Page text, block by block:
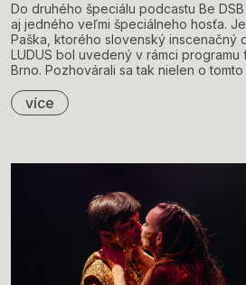
Do druhého špeciálu podcastu Be
aj jedného veľmi špeciálneho hosťa.
Paška, ktorého slovenský inscenačný
LUDUS bol uvedený v rámci programu
Brno. Pozhovárali sa tak nielen o
více